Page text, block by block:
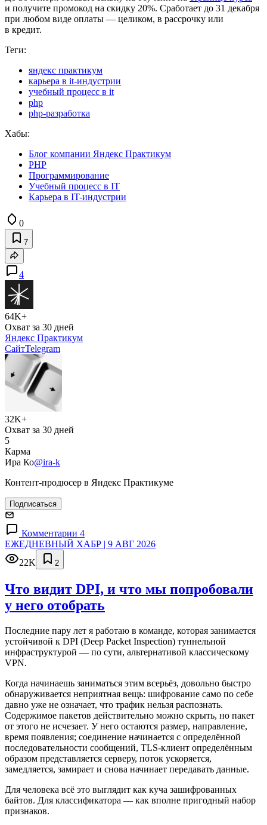
и получите промокод на скидку 20%. Сработает до 31 декабря
при любом виде оплаты — целиком, в рассрочку или
в кредит.
Теги:
яндекс практикум
карьера в it-индустрии
учебный процесс в it
php
php-разработка
Хабы:
Блог компании Яндекс Практикум
PHP
Программирование
Учебный процесс в IT
Карьера в IT-индустрии
0
7
4
64K+
Охват за 30 дней
Яндекс Практикум
СайтTelegram
32K+
Охват за 30 дней
5
Карма
Ира Ко@ira-k
Контент-продюсер в Яндекс Практикуме
Подписаться
Комментарии 4
ЕЖЕДНЕВНЫЙ ХАБР | 9 АВГ 2026
22K
2
Что видит DPI, и что мы попробовали
у него отобрать
Последние пару лет я работаю в команде, которая занимается
устойчивой к DPI (Deep Packet Inspection) туннельной
инфраструктурой — по сути, альтернативой классическому
VPN.
Когда начинаешь заниматься этим всерьёз, довольно быстро
обнаруживается неприятная вещь: шифрование само по себе
давно уже не означает, что трафик нельзя распознать.
Содержимое пакетов действительно можно скрыть, но пакет
от этого не исчезает. У него остаются размер, направление,
время появления; соединение начинается с определённой
последовательности сообщений, TLS-клиент определённым
образом представляется серверу, поток ускоряется,
замедляется, замирает и снова начинает передавать данные.
Для человека всё это выглядит как куча зашифрованных
байтов. Для классификатора — как вполне пригодный набор
признаков.